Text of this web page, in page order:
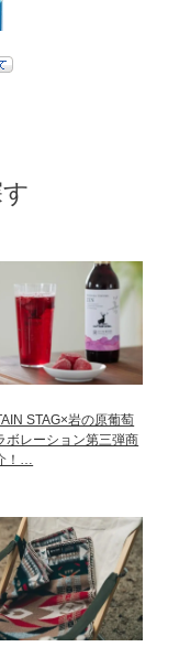
STAG×岩の原葡萄
ボレーション第三弾商
！…